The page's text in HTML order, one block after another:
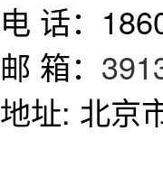
电 话：
邮 箱：
地址: 北京